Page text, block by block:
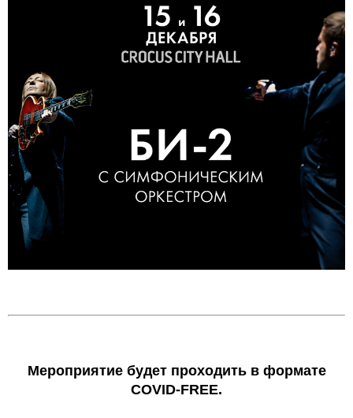
Мероприятие будет проходить в формате
COVID-FREE.